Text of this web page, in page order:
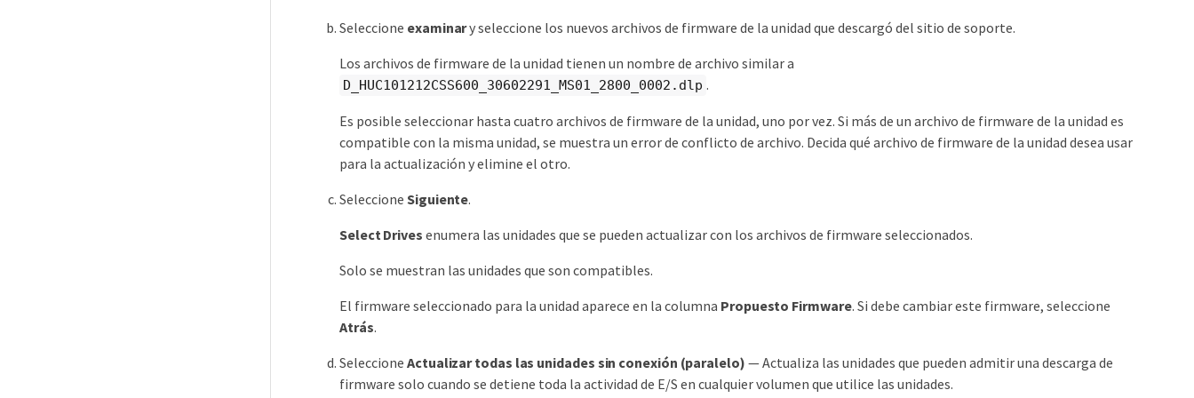
Seleccione examinary seleccione los nuevos archivos de firmware de la unidad que descargó del sitio de soporte.
Los archivos de firmware de la unidad tienen un nombre de archivo similar a
D_HUC101212CSS600_30602291_MS01_2800_0002.dlp .
Es posible seleccionar hasta cuatro archivos de firmware de la unidad, uno por vez. Si más de un archivo de firmware de la unidad es
compatible con la misma unidad, se muestra un error de conflicto de archivo. Decida qué archivo de firmware de la unidad desea usar
para la actualización y elimine el otro.
Seleccione Siguiente.
Select Drives enumera las unidades que se pueden actualizar con los archivos de firmware seleccionados.
Solo se muestran las unidades que son compatibles.
El firmware seleccionado para la unidad aparece en la columna Propuesto Firmware. Si debe cambiar este firmware, seleccione
Atrás.
Seleccione Actualizar todas las unidades sin conexión (paralelo) — Actualiza las unidades que pueden admitir una descarga de
firmware solo cuando se detiene toda la actividad de E/S en cualquier volumen que utilice las unidades.